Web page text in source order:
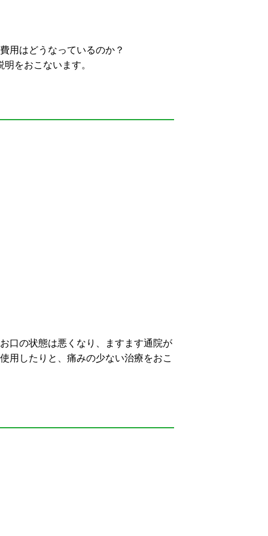
用はどうなっているのか？
をおこないます。
口の状態は悪くなり、ますます通院が
用したりと、痛みの少ない治療をおこ